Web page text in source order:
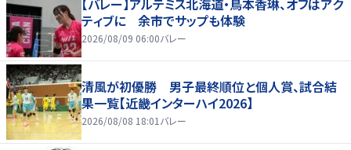
【バレー】アルテミス北海道・鳥本香琳、オフはアク
ティブに 余市でサップも体験
2026/08/09 06:00バレー
清風が初優勝 男子最終順位と個人賞、試合結
果一覧【近畿インターハイ2026】
2026/08/08 18:01 バレー